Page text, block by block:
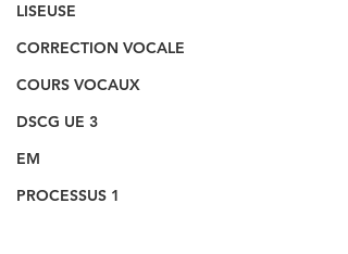
LISEUSE
CORRECTION VOCALE
COURS VOCAUX
DSCG UE 3
EM
PROCESSUS 1